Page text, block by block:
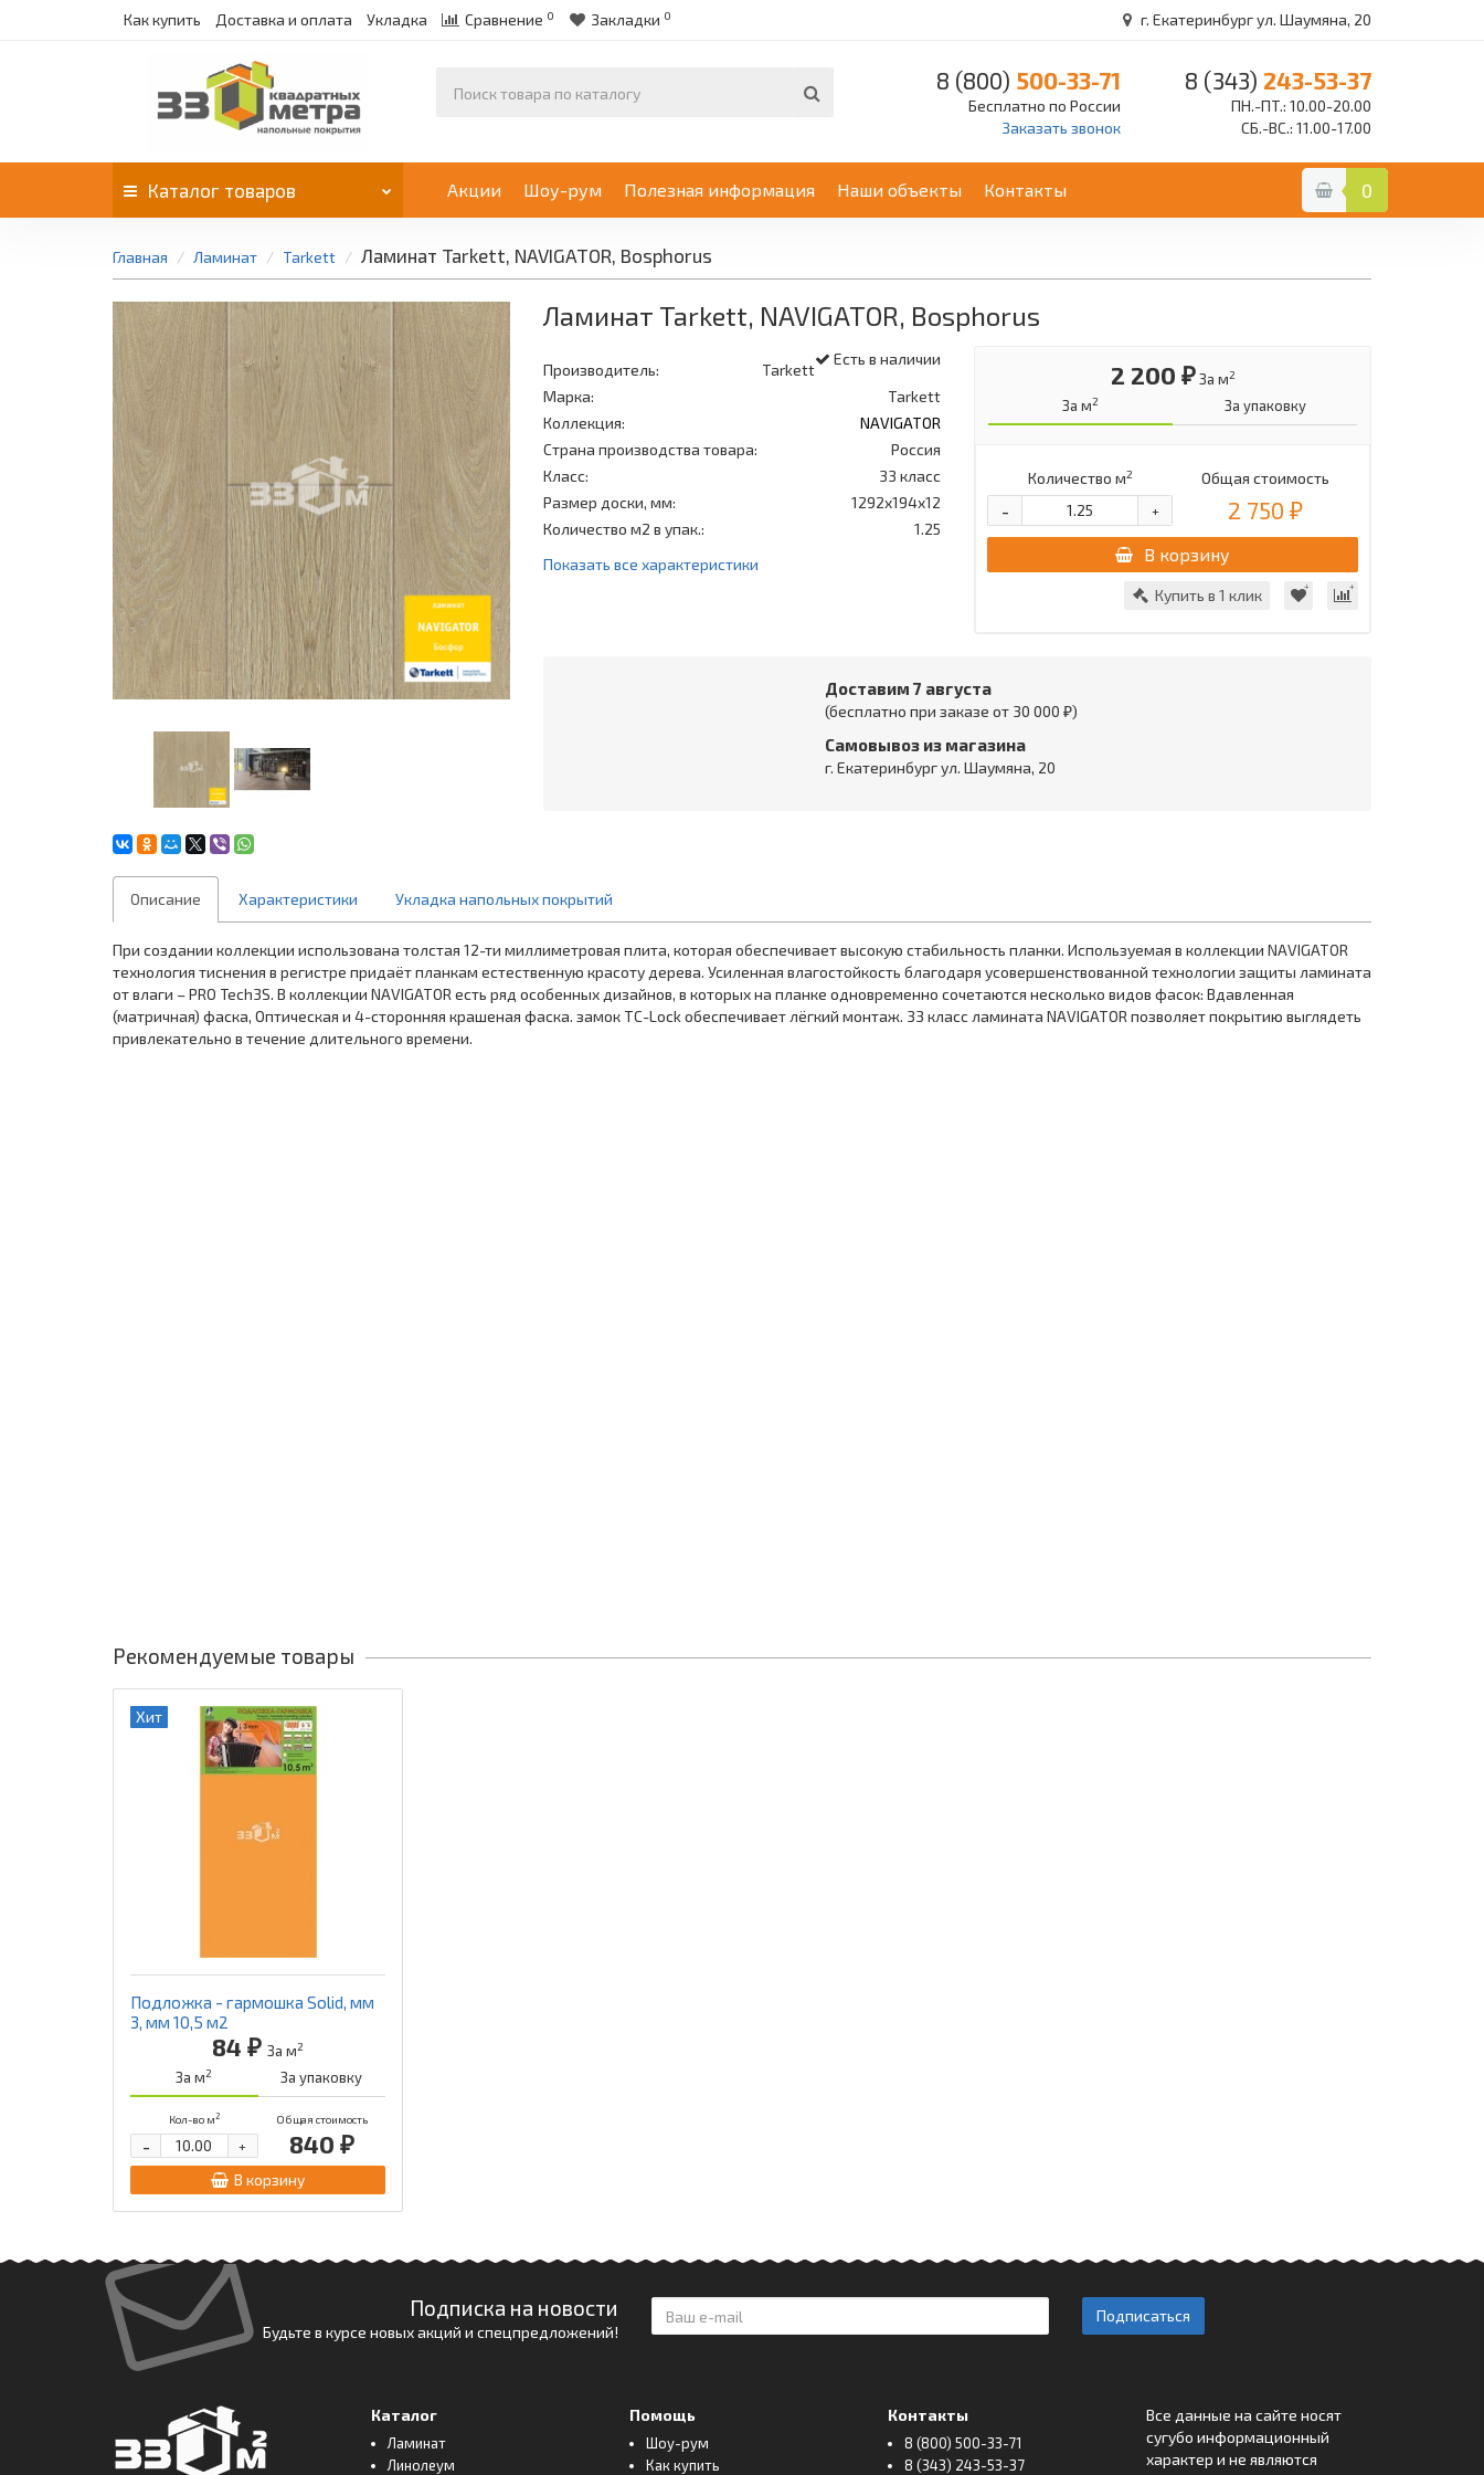
Как купить Доставка и оплата Укладка Сравнение 0 Закладки 0 г. Екатеринбург ул. Шаумяна, 20
8 (800) 500-33-71
Бесплатно по России
Заказать звонок
8 (343) 243-53-37
ПН.-ПТ.: 10.00-20.00
СБ.-ВС.: 11.00-17.00
Каталог товаров Акции Шоу-рум Полезная информация Наши объекты Контакты 0
Главная Ламинат Tarkett Ламинат Tarkett, NAVIGATOR, Bosphorus
Ламинат Tarkett, NAVIGATOR, Bosphorus
Есть в наличии
Производитель:
Tarkett
Марка:
Tarkett
Коллекция:
NAVIGATOR
Страна производства товара:
Россия
Класс:
33 класс
Размер доски, мм:
1292x194x12
Количество м2 в упак.:
1.25
Показать все характеристики
2 200 ₽ За м2
За м2 За упаковку
Количество м2
+
-
Общая стоимость
2 750 ₽
В корзину
Купить в 1 клик
Доставим 7 августа
(бесплатно при заказе от 30 000 ₽)
Самовывоз из магазина
г. Екатеринбург ул. Шаумяна, 20
Описание Характеристики Укладка напольных покрытий
При создании коллекции использована толстая 12-ти миллиметровая плита, которая обеспечивает высокую стабильность планки. Используемая в коллекции NAVIGATOR
технология тиснения в регистре придаёт планкам естественную красоту дерева. Усиленная влагостойкость благодаря усовершенствованной технологии защиты ламината
от влаги – PRO Tech3S. В коллекции NAVIGATOR есть ряд особенных дизайнов, в которых на планке одновременно сочетаются несколько видов фасок: Вдавленная
(матричная) фаска, Оптическая и 4-сторонняя крашеная фаска. замок TC-Lock обеспечивает лёгкий монтаж. 33 класс ламината NAVIGATOR позволяет покрытию выглядеть
привлекательно в течение длительного времени.
Рекомендуемые товары
Хит
Подложка - гармошка Solid, мм
3, мм 10,5 м2
84 ₽ За м2
За м2 За упаковку
Кол-во м2 Общая стоимость
840 ₽
+
-
В корзину
Подписка на новости
Будьте в курсе новых акций и спецпредложений!
Подписаться
Каталог
Ламинат
Линолеум
Помощь
Шоу-рум
Как купить
Контакты
8 (800) 500-33-71
8 (343) 243-53-37
Все данные на сайте носят
сугубо информационный
характер и не являются